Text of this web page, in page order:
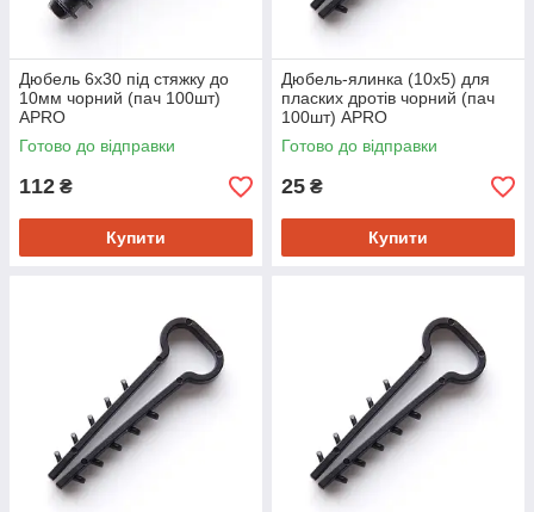
Дюбель 6х30 під стяжку до
10мм чорний (пач 100шт)
APRO
Готово до відправки
112 ₴
Купити
Дюбель-ялинка (10х5) для
пласких дротів чорний (пач
100шт) APRO
Готово до відправки
25 ₴
Купити